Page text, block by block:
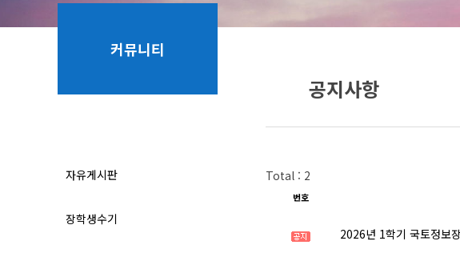
커뮤니티
자유게시판
장학생수기
공지사항
Total : 2
번호
2026년 1학기 국토정보